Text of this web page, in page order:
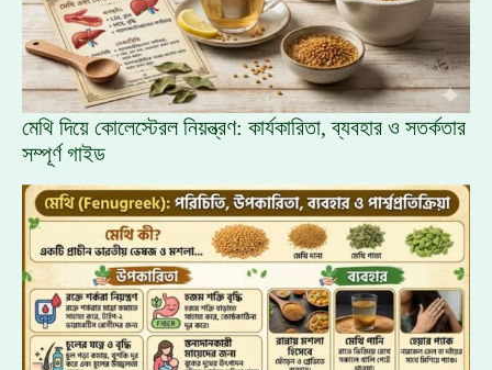
মেথি দিয়ে কোলেস্টেরল নিয়ন্ত্রণ: কার্যকারিতা, ব্যবহার ও সতর্কতার
সম্পূর্ণ গাইড